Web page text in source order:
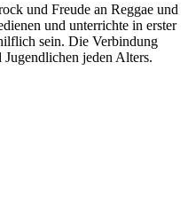
und Freude an Reggae und
und unterrichte in erster
sein. Die Verbindung
jeden Alters.